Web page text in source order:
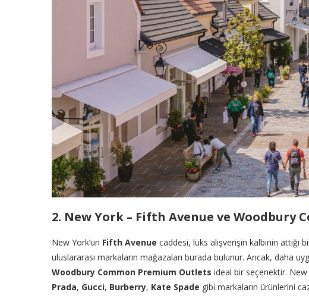
2. New York – Fifth Avenue ve Woodbury
New York’un Fifth Avenue caddesi, lüks alışverişin kalbinin attığı
uluslararası markaların mağazaları burada bulunur. Ancak, daha
Woodbury Common Premium Outlets ideal bir seçenektir.
Prada, Gucci, Burberry, Kate Spade gibi markaların ürünlerini